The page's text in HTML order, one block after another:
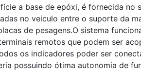
a base de epóxi, é fornecida no
no veiculo entre o suporte da
de pesagens.O sistema
remotos que podem ser
os indicadores poder ser
possuindo ótima autonomia de